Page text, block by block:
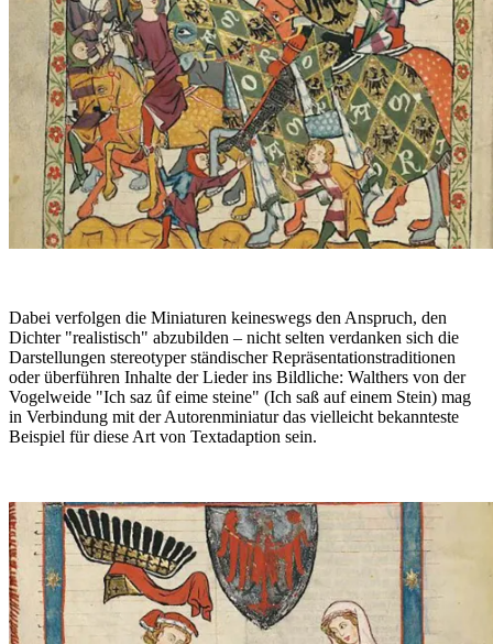
Dabei verfolgen die Miniaturen keineswegs den Anspruch, den
Dichter "realistisch" abzubilden – nicht selten verdanken sich die
Darstellungen stereotyper ständischer Repräsentationstraditionen
oder überführen Inhalte der Lieder ins Bildliche: Walthers von der
Vogelweide "Ich saz ûf eime steine" (Ich saß auf einem Stein) mag
in Verbindung mit der Autorenminiatur das vielleicht bekannteste
Beispiel für diese Art von Textadaption sein.